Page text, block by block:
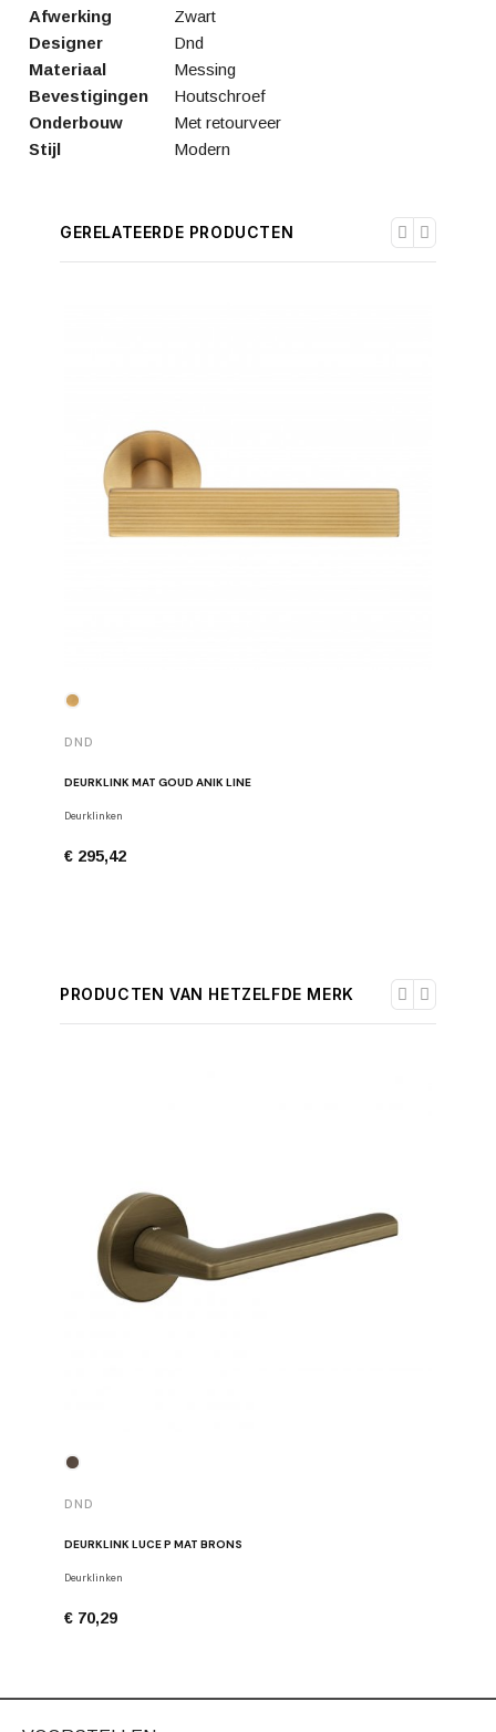
Afwerking
Zwart
Designer
Dnd
Materiaal
Messing
Bevestigingen
Houtschroef
Onderbouw
Met retourveer
Stijl
Modern
GERELATEERDE PRODUCTEN
DND
DEURKLINK MAT GOUD ANIK LINE
Deurklinken
€ 295,42
PRODUCTEN VAN HETZELFDE MERK
DND
DEURKLINK LUCE P MAT BRONS
Deurklinken
€ 70,29